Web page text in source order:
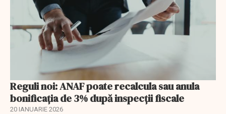
Reguli noi: ANAF poate recalcula sau anula
bonificația de 3% după inspecții fiscale
20 IANUARIE 2026